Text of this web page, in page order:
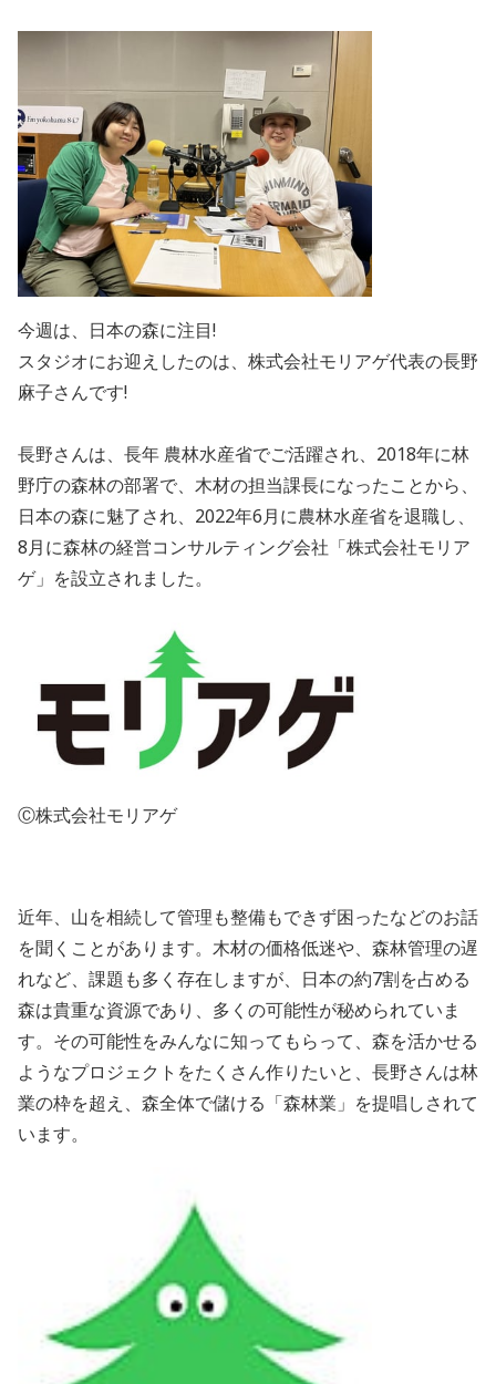
今週は、日本の森に注目!
スタジオにお迎えしたのは、株式会社モリアゲ代表の長野
麻子さんです!
長野さんは、長年 農林水産省でご活躍され、2018年に林
野庁の森林の部署で、木材の担当課長になったことから、
日本の森に魅了され、2022年6月に農林水産省を退職し、
8月に森林の経営コンサルティング会社「株式会社モリア
ゲ」を設立されました。
Ⓒ株式会社モリアゲ
近年、山を相続して管理も整備もできず困ったなどのお話
を聞くことがあります。木材の価格低迷や、森林管理の遅
れなど、課題も多く存在しますが、日本の約7割を占める
森は貴重な資源であり、多くの可能性が秘められていま
す。その可能性をみんなに知ってもらって、森を活かせる
ようなプロジェクトをたくさん作りたいと、長野さんは林
業の枠を超え、森全体で儲ける「森林業」を提唱しされて
います。